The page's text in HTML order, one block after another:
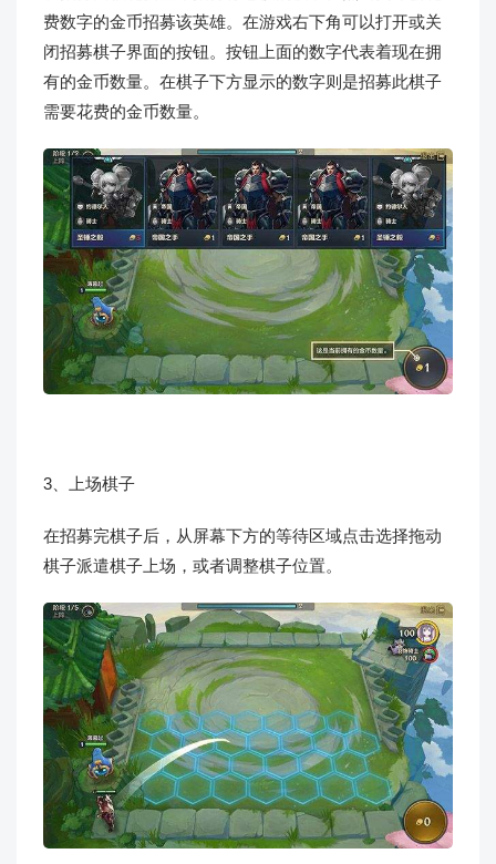
费数字的金币招募该英雄。在游戏右下角可以打开或关
闭招募棋子界面的按钮。按钮上面的数字代表着现在拥
有的金币数量。在棋子下方显示的数字则是招募此棋子
需要花费的金币数量。
3、上场棋子
在招募完棋子后，从屏幕下方的等待区域点击选择拖动
棋子派遣棋子上场，或者调整棋子位置。